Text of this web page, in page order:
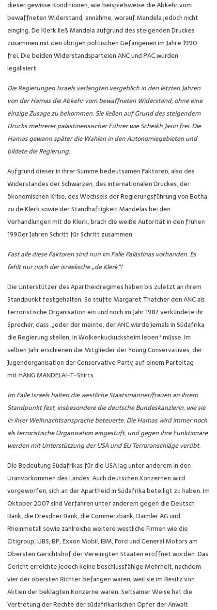
dieser gewisse Konditionen, wie beispielsweise die Abkehr vom
bewaffneten Widerstand, annähme, worauf Mandela jedoch nicht
einging. De Klerk ließ Mandela aufgrund des steigenden Druckes
zusammen mit den übrigen politischen Gefangenen im Jahre 1990
frei. Die beiden Widerstandsparteien ANC und PAC wurden
legalisiert.
Die Regierungen Israels verlangten vergeblich in den letzten Jahren
von der Hamas die Abkehr vom bewaffneten Widerstand, ohne eine
einzige Zusage zu bekommen. Sie ließen auf Grund des steigendem
Drucks mehrerer palästinensischer Führer wie Scheikh Jasin frei. Die
Hamas gewann später die Wahlen in den Autonomiegebieten und
bildete die Regierung.
Aufgrund dieser in ihrer Summe bedeutsamen Faktoren, also des
Widerstandes der Schwarzen, des internationalen Druckes, der
ökonomischen Krise, des Wechsels der Regierungsführung von Botha
zu de Klerk sowie der Standhaftigkeit Mandelas bei den
Verhandlungen mit de Klerk, brach die weiße Autorität in den frühen
1990er Jahren Schritt für Schritt zusammen.
Fast alle diese Faktoren sind nun im Falle Palästinas vorhanden. Es
fehlt nur noch der israelische „de Klerk“!
Die Unterstützer des Apartheidregimes haben bis zuletzt an ihrem
Standpunkt festgehalten. So stufte Margaret Thatcher den ANC als
terroristische Organisation ein und noch im Jahr 1987 verkündete ihr
Sprecher, dass „jeder der meinte, der ANC würde jemals in Südafrika
die Regierung stellen, in Wolkenkuckucksheim leben“ müsse. Im
selben Jahr erschienen die Mitglieder der Young Conservatives, der
Jugendorganisation der Conservative Party, auf einem Parteitag
mit HANG MANDELA!-T-Shirts.
Im Falle Israels halten die westliche Staatsmänner/frauen an ihrem
Standpunkt fest, insbesondere die deutsche Bundeskanzlerin, wie sie
in ihrer Weihnachtsansprache beteuerte. Die Hamas wird immer noch
als terroristische Organisation eingestuft, und gegen ihre Funktionäre
werden mit Unterstützung der USA und EU Terroranschläge verübt.
Die Bedeutung Südafrikas für die USA lag unter anderem in den
Uranvorkommen des Landes. Auch deutschen Konzernen wird
vorgeworfen, sich an der Apartheid in Südafrika beteiligt zu haben. Im
Oktober 2007 sind Verfahren unter anderem gegen die Deutsch
Bank, die Dresdner Bank, die Commerzbank, Daimler AG und
Rheinmetall sowie zahlreiche weitere westliche Firmen wie die
Citigroup, UBS, BP, Exxon Mobil, IBM, Ford und General Motors am
Obersten Gerichtshof der Vereinigten Staaten eröffnet worden. Das
Gericht erreichte jedoch keine beschlussfähige Mehrheit, nachdem
vier der obersten Richter befangen waren, weil sie im Besitz von
Aktien der beklagten Konzerne waren. Seltsamer Weise hat die
Vertretung der Rechte der südafrikanischen Opfer der Anwalt